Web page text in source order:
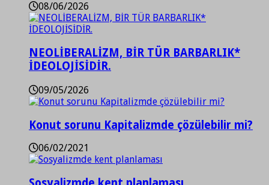
08/06/2026
NEOLİBERALİZM, BİR TÜR BARBARLIK*
İDEOLOJİSİDİR.
09/05/2026
Konut sorunu Kapitalizmde çözülebilir mi?
06/02/2021